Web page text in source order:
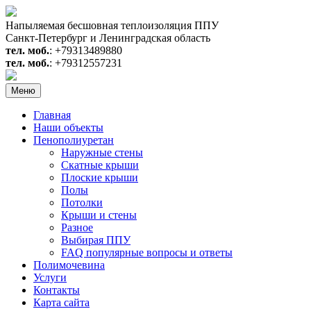
Перейти
к
содержимому
Напыляемая бесшовная теплоизоляция ППУ
Санкт-Петербург и Ленинградская область
тел. моб.: +79313489880
тел. моб.: +79312557231
Меню
Главная
Наши объекты
Пенополиуретан
Наружные стены
Скатные крыши
Плоские крыши
Полы
Потолки
Крыши и стены
Разное
Выбирая ППУ
FAQ популярные вопросы и ответы
Полимочевина
Услуги
Контакты
Карта сайта